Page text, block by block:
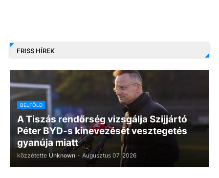
FRISS HÍREK
BELFÖLD
A Tiszás rendőrség vizsgálja Szijjártó
Péter BYD-s kinevezését vesztegetés
gyanúja miatt
közzétette Unknown - Augusztus 07, 2026